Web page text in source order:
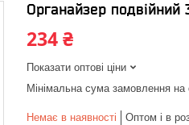
Органайзер
234 ₴
Показати оптові ціни
Мінімальна сума замовлення
Немає в наявності Оптом і в